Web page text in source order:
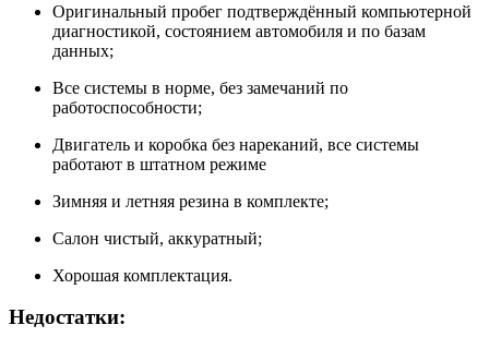
Оригинальный пробег подтверждённый компьютерной
диагностикой, состоянием автомобиля и по базам
данных;
Все системы в норме, без замечаний по
работоспособности;
Двигатель и коробка без нареканий, все системы
работают в штатном режиме
Зимняя и летняя резина в комплекте;
Салон чистый, аккуратный;
Хорошая комплектация.
Недостатки: